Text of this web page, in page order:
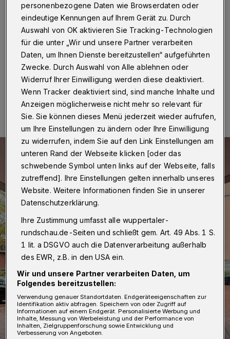
Wuppertal·Am Wuppertaler Rathaus in Barmen sind
zehn neue Radbügel installiert worden. Dafür wurden
drei Auto-Parkplätze genutzt.
19.11.2025 , 17:18 Uhr Eine Minute Lesezeit
personenbezogene Daten wie Browserdaten oder
eindeutige Kennungen auf Ihrem Gerät zu. Durch
Auswahl von OK aktivieren Sie Tracking-Technologien
für die unter „Wir und unsere Partner verarbeiten
Daten, um Ihnen Dienste bereitzustellen“ aufgeführten
Zwecke. Durch Auswahl von Alle ablehnen oder
Widerruf Ihrer Einwilligung werden diese deaktiviert.
Wenn Tracker deaktiviert sind, sind manche Inhalte und
Anzeigen möglicherweise nicht mehr so relevant für
Sie. Sie können dieses Menü jederzeit wieder aufrufen,
um Ihre Einstellungen zu ändern oder Ihre Einwilligung
zu widerrufen, indem Sie auf den Link Einstellungen am
unteren Rand der Webseite klicken [oder das
schwebende Symbol unten links auf der Webseite, falls
zutreffend]. Ihre Einstellungen gelten innerhalb unseres
Website. Weitere Informationen finden Sie in unserer
Datenschutzerklärung.
Ihre Zustimmung umfasst alle wuppertaler-
rundschau.de-Seiten und schließt gem. Art. 49 Abs. 1 S.
1 lit. a DSGVO auch die Datenverarbeitung außerhalb
des EWR, z.B. in den USA ein.
Wir und unsere Partner verarbeiten Daten, um
Folgendes bereitzustellen:
Verwendung genauer Standortdaten. Endgeräteeigenschaften zur
Identifikation aktiv abfragen. Speichern von oder Zugriff auf
Informationen auf einem Endgerät. Personalisierte Werbung und
Inhalte, Messung von Werbeleistung und der Performance von
Inhalten, Zielgruppenforschung sowie Entwicklung und
Verbesserung von Angeboten.